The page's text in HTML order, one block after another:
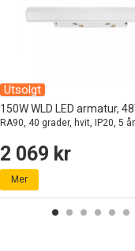
Utsolgt
150W WLD LED armatur,
RA90, 40 grader, hvit, IP20, 5
2 069 kr
Mer